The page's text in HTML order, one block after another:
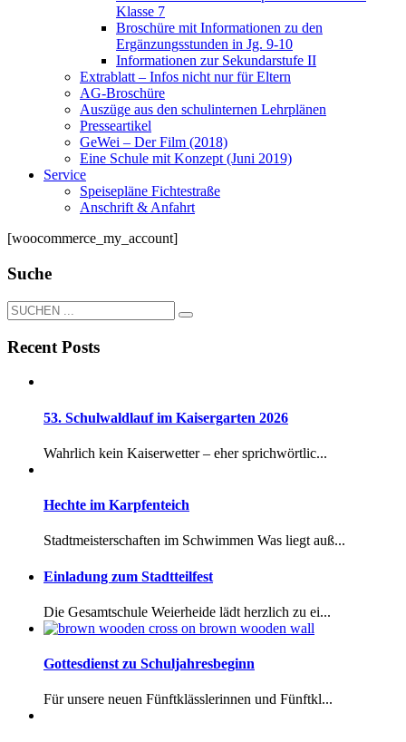
Klasse 7
Broschüre mit Informationen zu den
Ergänzungsstunden in Jg. 9-10
Informationen zur Sekundarstufe II
Extrablatt – Infos nicht nur für Eltern
AG-Broschüre
Auszüge aus den schulinternen Lehrplänen
Presseartikel
GeWei – Der Film (2018)
Eine Schule mit Konzept (Juni 2019)
Service
Speisepläne Fichtestraße
Anschrift & Anfahrt
[woocommerce_my_account]
Suche
Recent Posts
53. Schulwaldlauf im Kaisergarten 2026
Wahrlich kein Kaiserwetter – eher sprichwörtlic...
Hechte im Karpfenteich
Stadtmeisterschaften im Schwimmen Was liegt auß...
Einladung zum Stadtteilfest
Die Gesamtschule Weierheide lädt herzlich zu ei...
Gottesdienst zu Schuljahresbeginn
Für unsere neuen Fünftklässlerinnen und Fünftkl...